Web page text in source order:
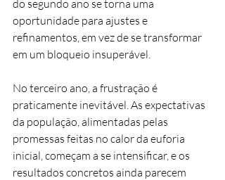
do segundo ano se torna uma
oportunidade para ajustes e
refinamentos, em vez de se transformar
em um bloqueio insuperável.
No terceiro ano, a frustração é
praticamente inevitável. As expectativas
da população, alimentadas pelas
promessas feitas no calor da euforia
inicial, começam a se intensificar, e os
resultados concretos ainda parecem